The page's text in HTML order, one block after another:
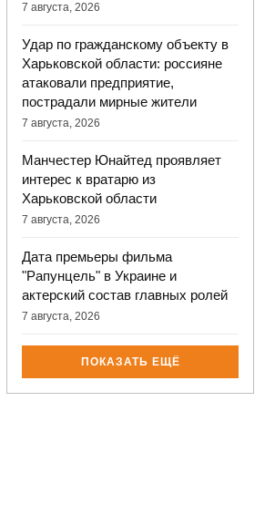
7 августа, 2026
Удар по гражданскому объекту в
Харьковской области: россияне
атаковали предприятие,
пострадали мирные жители
7 августа, 2026
Манчестер Юнайтед проявляет
интерес к вратарю из
Харьковской области
7 августа, 2026
Дата премьеры фильма
"Рапунцель" в Украине и
актерский состав главных ролей
7 августа, 2026
ПОКАЗАТЬ ЕЩЁ